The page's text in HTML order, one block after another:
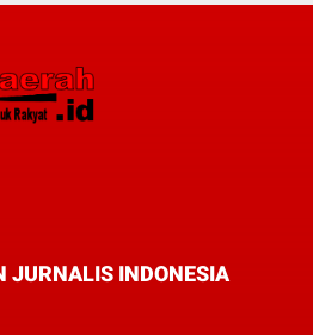
JURNALIS INDONESIA